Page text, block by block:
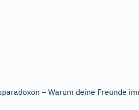
– Warum deine Freunde